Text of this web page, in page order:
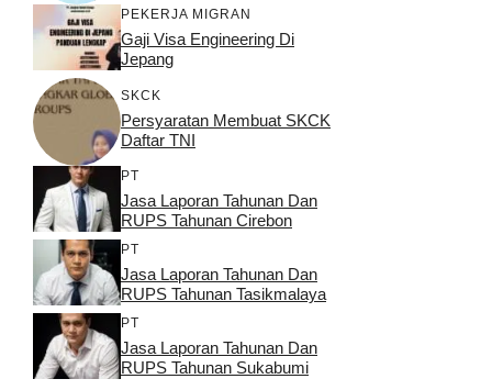
PEKERJA MIGRAN
Gaji Visa Engineering Di
Jepang
SKCK
Persyaratan Membuat SKCK
Daftar TNI
PT
Jasa Laporan Tahunan Dan
RUPS Tahunan Cirebon
PT
Jasa Laporan Tahunan Dan
RUPS Tahunan Tasikmalaya
PT
Jasa Laporan Tahunan Dan
RUPS Tahunan Sukabumi